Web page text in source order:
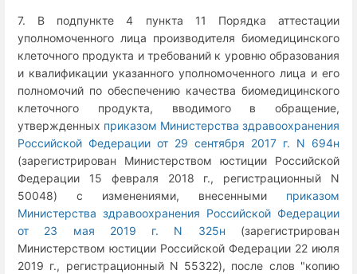
7. В подпункте 4 пункта 11 Порядка аттестации
уполномоченного лица производителя биомедицинского
клеточного продукта и требований к уровню образования
и квалификации указанного уполномоченного лица и его
полномочий по обеспечению качества биомедицинского
клеточного продукта, вводимого в обращение,
утвержденных приказом Министерства здравоохранения
Российской Федерации от 29 сентября 2017 г. N 694н
(зарегистрирован Министерством юстиции Российской
Федерации 15 февраля 2018 г., регистрационный N
50048) с изменениями, внесенными приказом
Министерства здравоохранения Российской Федерации
от 23 мая 2019 г. N 325н (зарегистрирован
Министерством юстиции Российской Федерации 22 июля
2019 г., регистрационный N 55322), после слов "копию